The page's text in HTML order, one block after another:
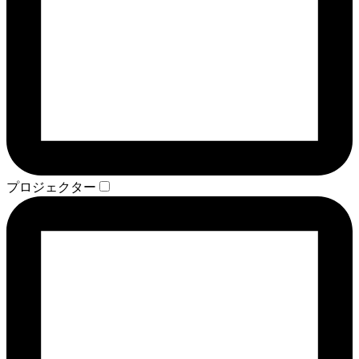
プロジェクター